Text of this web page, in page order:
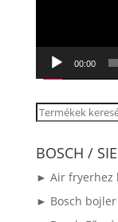
00:00
Keresés
következőre:
BOSCH /
► Air fryerhez
► Bosch bojler